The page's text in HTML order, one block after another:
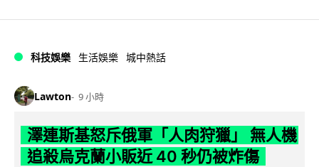
科技娛樂 生活娛樂 城中熱話
Lawton 9 小時
澤連斯基怒斥俄軍「人肉狩獵」 無人機
追殺烏克蘭小販近 40 秒仍被炸傷